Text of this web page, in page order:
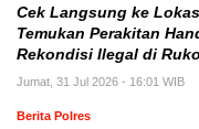
Cek Langsung ke
Temukan Perakitan
Rekondisi Ilegal di
Jumat, 31 Jul 2026 - 16:01 WIB
Berita Polres